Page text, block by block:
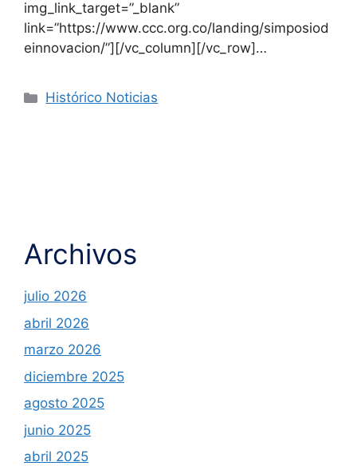
img_link_target=”_blank”
link=”https://www.ccc.org.co/landing/simposiod
einnovacion/”][/vc_column][/vc_row]…
Histórico Noticias
Archivos
julio 2026
abril 2026
marzo 2026
diciembre 2025
agosto 2025
junio 2025
abril 2025